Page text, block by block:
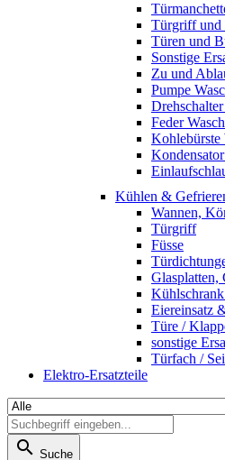
Türgriff und
Türen und
Sonstige
Zu und
Pumpe
Feder
Kohlebürste
Kühlen &
Wannen,
Türgriff
Füsse
Glasplatten,
Eiereinsatz
Türe /
sonstige
Türfach /
Elektro-Ersatzteile
 Suche